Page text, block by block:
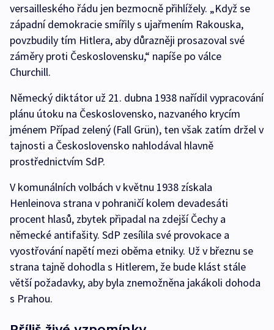
versailleského řádu jen bezmocně přihlížely. „Když se
západní demokracie smířily s ujařmením Rakouska,
povzbudily tím Hitlera, aby důrazněji prosazoval své
záměry proti Československu,“ napíše po válce
Churchill.
Německý diktátor už 21. dubna 1938 nařídil vypracování
plánu útoku na Československo, nazvaného krycím
jménem Případ zelený (Fall Grün), ten však zatím držel v
tajnosti a Československo nahlodával hlavně
prostřednictvím SdP.
V komunálních volbách v květnu 1938 získala
Henleinova strana v pohraničí kolem devadesáti
procent hlasů, zbytek připadal na zdejší Čechy a
německé antifašity. SdP zesílila své provokace a
vyostřování napětí mezi oběma etniky. Už v březnu se
strana tajně dohodla s Hitlerem, že bude klást stále
větší požadavky, aby byla znemožněna jakákoli dohoda
s Prahou.